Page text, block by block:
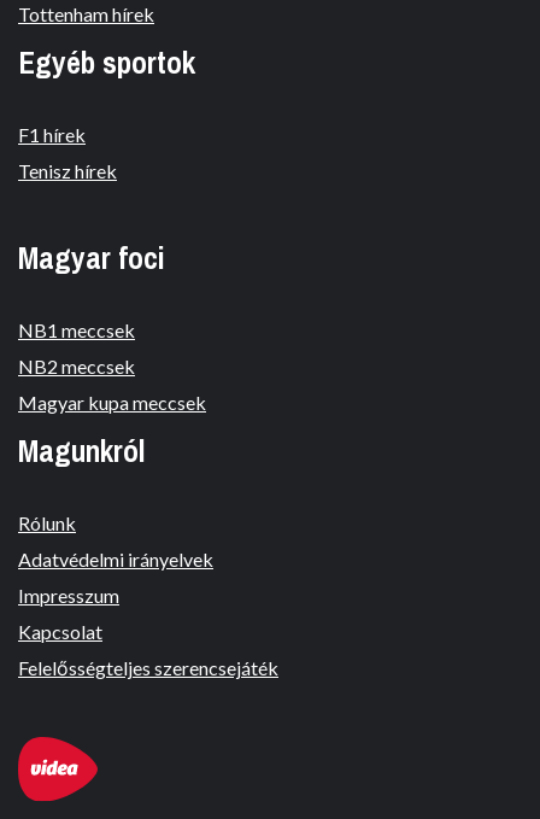
Tottenham hírek
Egyéb sportok
F1 hírek
Tenisz hírek
Magyar foci
NB1 meccsek
NB2 meccsek
Magyar kupa meccsek
Magunkról
Rólunk
Adatvédelmi irányelvek
Impresszum
Kapcsolat
Felelősségteljes szerencsejáték